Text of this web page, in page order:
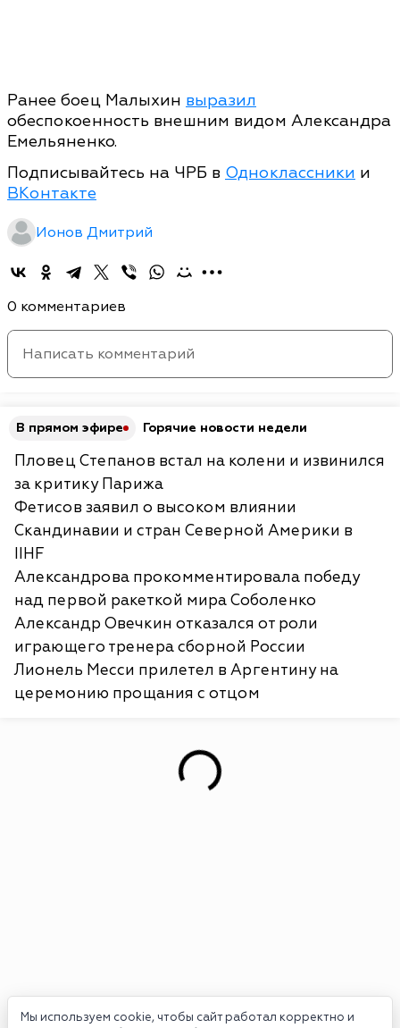
Мы используем cookie, чтобы сайт работал корректно и
Ранее боец Малыхин выразил
обеспокоенность внешним видом Александра
Емельяненко.
Подписывайтесь на ЧРБ в Одноклассники и
ВКонтакте
Ионов Дмитрий
0 комментариев
В прямом эфире Горячие новости недели
Пловец Степанов встал на колени и извинился
за критику Парижа
Фетисов заявил о высоком влиянии
Скандинавии и стран Северной Америки в
IIHF
Александрова прокомментировала победу
над первой ракеткой мира Соболенко
Александр Овечкин отказался от роли
играющего тренера сборной России
Лионель Месси прилетел в Аргентину на
церемонию прощания с отцом